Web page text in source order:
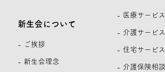
新生会について
- ご挨拶
- 新生会理念
- 医療サービス
- 介護サービス
- 住宅サービス
- 介護保険相